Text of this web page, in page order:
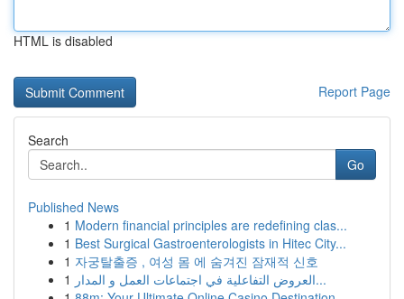
HTML is disabled
Report Page
Search
Go
Published News
1 Modern financial principles are redefining clas...
1 Best Surgical Gastroenterologists in Hitec City...
1 자궁탈출증 , 여성 몸 에 숨겨진 잠재적 신호
1
العروض التفاعلية في اجتماعات العمل و المدار...